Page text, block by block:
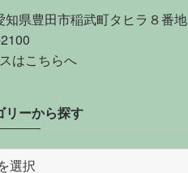
知県豊田市稲武町タヒラ８番地
はこちらへ
リーから探す